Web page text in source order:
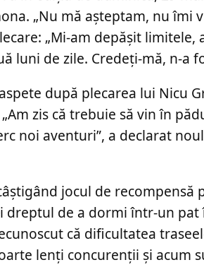
„Nu mă așteptam, nu îmi
„Mi-am depășit limitele,
luni de zile. Credeți-mă, n-a
după plecarea lui Nicu
zis că trebuie să vin în
noi aventuri”, a declarat
jocul de recompensă
dreptul de a dormi într-un
că dificultatea
lenți concurenții și acum